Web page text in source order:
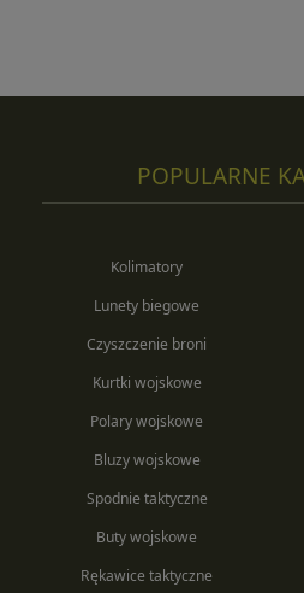
POPULARNE
Kolimatory
Lunety biegowe
Czyszczenie broni
Kurtki wojskowe
Polary wojskowe
Bluzy wojskowe
Spodnie taktyczne
Buty wojskowe
Rękawice taktyczne